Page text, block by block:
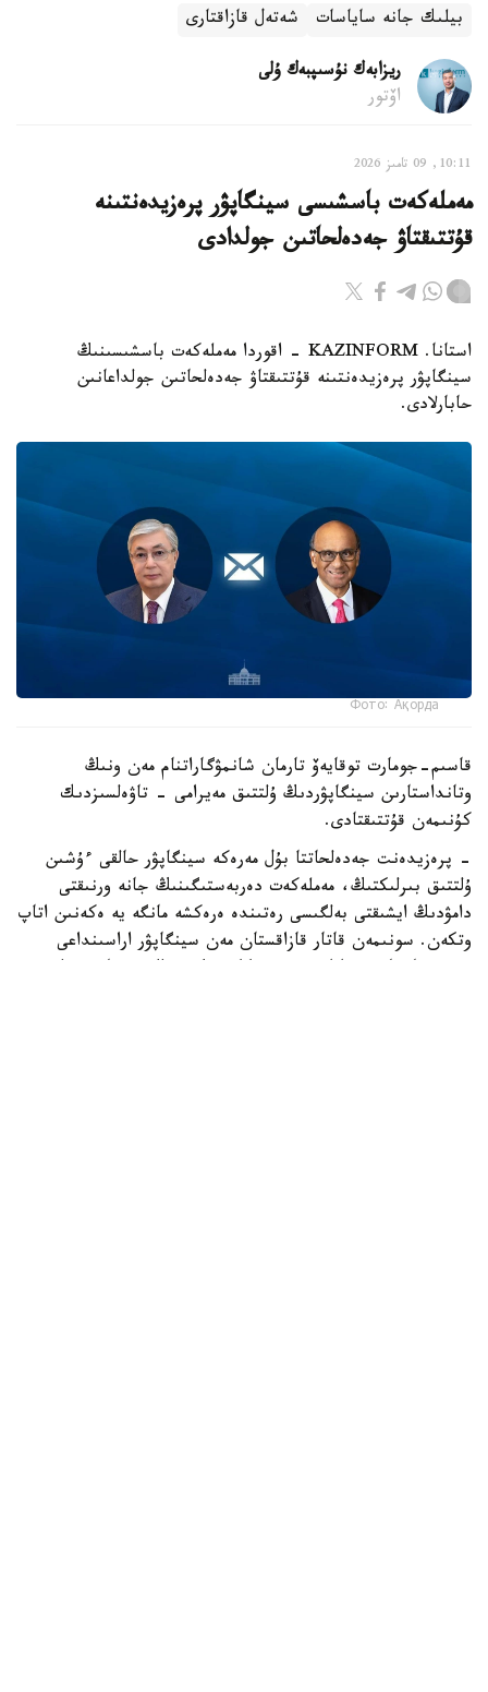
بيلىك جانە ساياسات شەتەل قازاقتارى
ريزابەك نۇسىپبەك ۇلى
اۆتور
10:11, 09 تامىز 2026
مەملەكەت باسشىسى سينگاپۋر پرەزيدەنتىنە
قۇتتىقتاۋ جەدەلحاتىن جولدادى
استانا. KAZINFORM - اقوردا مەملەكەت باسشىسىنىڭ
سينگاپۋر پرەزيدەنتىنە قۇتتىقتاۋ جەدەلحاتىن جولداعانىن
حابارلادى.
Фото: Ақорда
قاسىم-جومارت توقايەۆ تارمان شانمۋگاراتنام مەن ونىڭ
وتانداستارىن سينگاپۋردىڭ ۇلتتىق مەيرامى - تاۋەلسىزدىك
كۇنىمەن قۇتتىقتادى.
- پرەزيدەنت جەدەلحاتتا بۇل مەرەكە سينگاپۋر حالقى ءۇشىن
ۇلتتىق بىرلىكتىڭ، مەملەكەت دەربەستىگىنىڭ جانە ورنىقتى
دامۋدىڭ ايشىقتى بەلگىسى رەتىندە ەرەكشە مانگە يە ەكەنىن اتاپ
وتكەن. سونىمەن قاتار قازاقستان مەن سينگاپۋر اراسىنداعى